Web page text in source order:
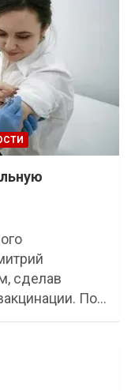
сделав
По…